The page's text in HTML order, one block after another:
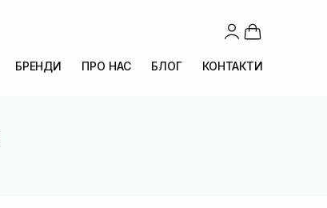
БРЕНДИ ПРО НАС БЛОГ КОНТАКТИ